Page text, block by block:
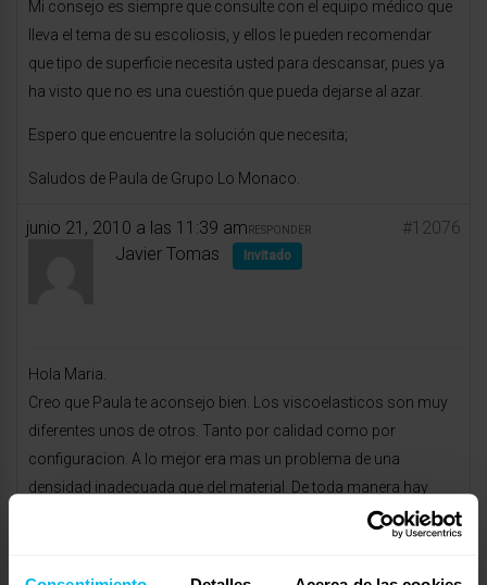
Mi consejo es siempre que consulte con el equipo médico que
lleva el tema de su escoliosis, y ellos le pueden recomendar
que tipo de superficie necesita usted para descansar, pues ya
ha visto que no es una cuestión que pueda dejarse al azar.
Espero que encuentre la solución que necesita;
Saludos de Paula de Grupo Lo Monaco.
junio 21, 2010 a las 11:39 am #12076
RESPONDER
Javier Tomas Invitado
Hola Maria.
Creo que Paula te aconsejo bien. Los viscoelasticos son muy
diferentes unos de otros. Tanto por calidad como por
configuracion. A lo mejor era mas un problema de una
densidad inadecuada que del material. De toda manera hay
mas tipos de espumaciones y puede que alguna te vaya bien.
De todas maneras, como dice Paula, ningun colchon es